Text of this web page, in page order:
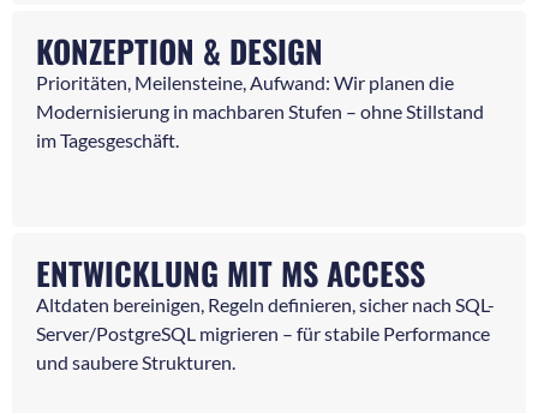
KONZEPTION & DESIGN
Prioritäten, Meilensteine, Aufwand: Wir planen die
Modernisierung in machbaren Stufen – ohne Stillstand
im Tagesgeschäft.
ENTWICKLUNG MIT MS ACCESS
Altdaten bereinigen, Regeln definieren, sicher nach SQL-
Server/PostgreSQL migrieren – für stabile Performance
und saubere Strukturen.